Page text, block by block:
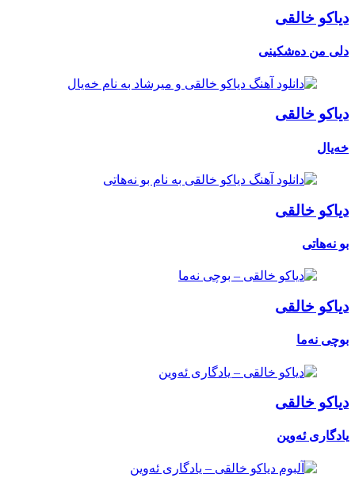
دیاکو خالقی
دلی من دەشکینی
دیاکو خالقی
خەیال
دیاکو خالقی
بو نەهاتی
دیاکو خالقی
بوچی نەما
دیاکو خالقی
یادگاری ئەوین